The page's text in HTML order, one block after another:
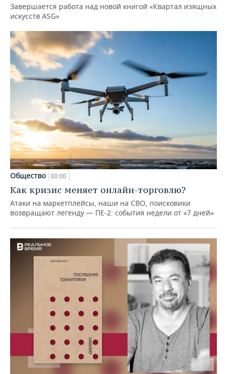
Завершается работа над новой книгой «Квартал изящных
искусств ASG»
Общество 00:00
Как кризис меняет онлайн-торговлю?
Атаки на маркетплейсы, наши на СВО, поисковики
возвращают легенду — ПЕ-2: события недели от «7 дней»